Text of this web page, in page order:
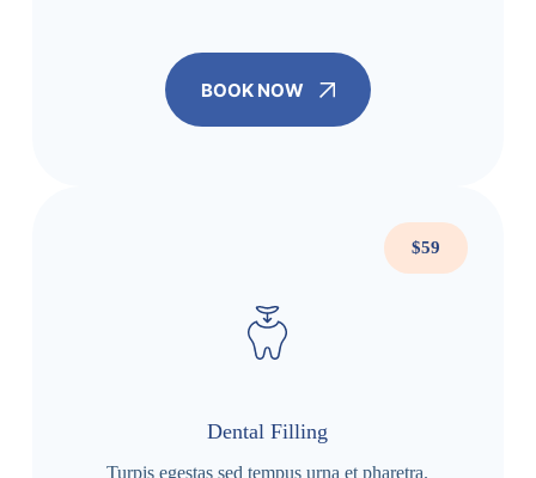
BOOK NOW
$59
Dental Filling
Turpis egestas sed tempus urna et pharetra.